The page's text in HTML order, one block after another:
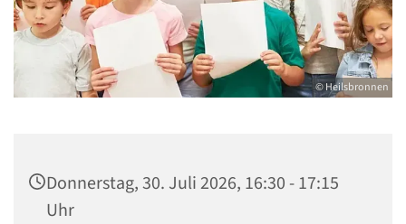
© Heilsbronnen
Donnerstag, 30. Juli 2026, 16:30 - 17:15
Uhr